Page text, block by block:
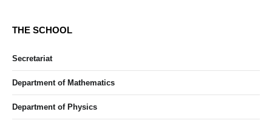
THE SCHOOL
Secretariat
Department of Mathematics
Department of Physics